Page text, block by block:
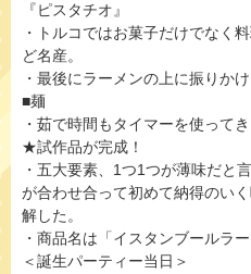
『ピスタチオ』
・トルコではお菓子だけでなく
ど名産。
・最後にラーメンの上に振りか
■麺
・茹で時間もタイマーを使って
★試作品が完成！
・五大要素、1つ1つが薄味だと
が合わせ合って初めて納得のい
解した。
・商品名は「イスタンブールラー
＜誕生パーティー当日＞